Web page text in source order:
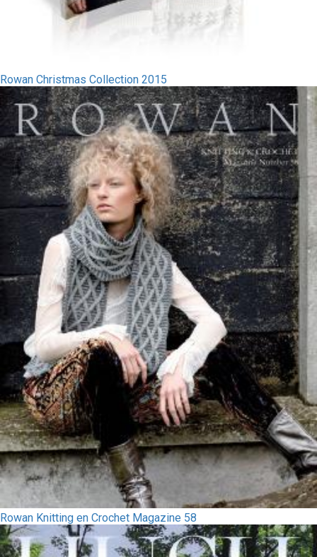
Rowan Christmas Collection 2015
Rowan Knitting en Crochet Magazine 58